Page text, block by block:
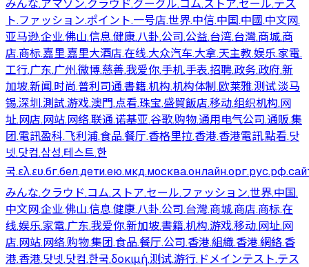
みんな.アマゾン.クラウド.グーグル.コム.ストア.セール.テス
ト.ファッション.ポイント.一号店.世界.中信.中国.中國.中文网.
亚马逊.企业.佛山.信息.健康.八卦.公司.公益.台湾.台灣.商城.商
店.商标.嘉里.嘉里大酒店.在线.大众汽车.大拿.天主教.娱乐.家電.
工行.广东.广州.微博.慈善.我爱你.手机.手表.招聘.政务.政府.新
加坡.新闻.时尚.普利司通.書籍.机构.机构体制.欧莱雅.测试.淡马
锡.深圳.測試.游戏.澳門.点看.珠宝.盛貿飯店.移动.组织机构.网
址.网店.网站.网络.联通.诺基亚.谷歌.购物.通用电气公司.通販.集
团.電訊盈科.飞利浦.食品.餐厅.香格里拉.香港.香港電訊.點看.닷
넷.닷컴.삼성.테스트.한
국.ελ.ευ.бг.бел.дети.ею.мкд.москва.онлайн.орг.рус.рф
みんな.クラウド.コム.ストア.セール.ファッション.世界.中国.
中文网.企业.佛山.信息.健康.八卦.公司.台灣.商城.商店.商标.在
线.娱乐.家電.广东.我爱你.新加坡.書籍.机构.游戏.移动.网址.网
店.网站.网络.购物.集团.食品.餐厅.公司.香港.組織.香港.網絡.香
港.香港.닷넷.닷컴.한국.δοκιμή.测试.游行.ドメインテスト.テス